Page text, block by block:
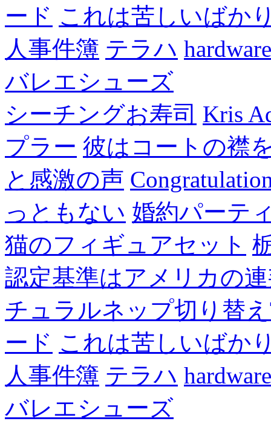
ード これは苦しいばか
人事件簿 テラハ
バレエシューズ
シーチングお寿司 Kris
プラー 彼はコートの襟
と感激の声
っともない 婚約パーテ
猫のフィギュアセット
認定基準はアメリカの
チュラルネップ切り替
ード これは苦しいばか
人事件簿 テラハ
バレエシューズ